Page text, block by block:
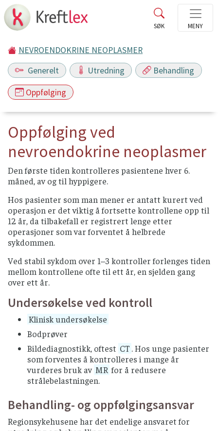
NEVROENDOKRINE NEOPLASMER
Generelt
Utredning Behandling
Oppfølging
Oppfølging ved
nevroendokrine neoplasmer
Den første tiden kontrolleres pasientene hver 6.
måned, av og til hyppigere.
Hos pasienter som man mener er antatt kurert ved
operasjon er det viktig å fortsette kontrollene opp til
12 år, da tilbakefall er registrert lenge etter
operasjoner som var forventet å helbrede
sykdommen.
Ved stabil sykdom over 1–3 kontroller forlenges tiden
mellom kontrollene ofte til ett år, en sjelden gang
over ett år.
Undersøkelse ved kontroll
Klinisk undersøkelse
Bodprøver
Bildediagnostikk, oftest CT . Hos unge pasienter
som forventes å kontrolleres i mange år
vurderes bruk av MR for å redusere
strålebelastningen.
Behandling- og oppfølgingsansvar
Regionsykehusene har det endelige ansvaret for